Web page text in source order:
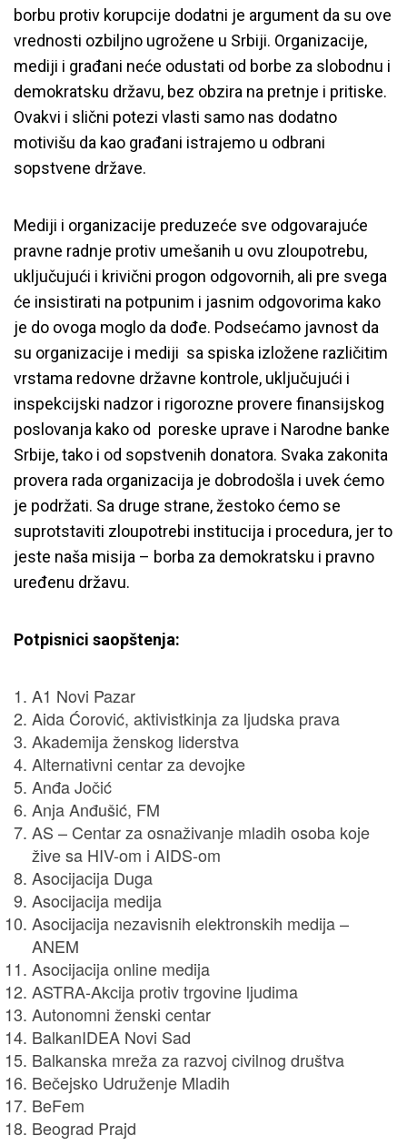
borbu protiv korupcije dodatni je argument da su ove
vrednosti ozbiljno ugrožene u Srbiji. Organizacije,
mediji i građani neće odustati od borbe za slobodnu i
demokratsku državu, bez obzira na pretnje i pritiske.
Ovakvi i slični potezi vlasti samo nas dodatno
motivišu da kao građani istrajemo u odbrani
sopstvene države.
Mediji i organizacije preduzeće sve odgovarajuće
pravne radnje protiv umešanih u ovu zloupotrebu,
uključujući i krivični progon odgovornih, ali pre svega
će insistirati na potpunim i jasnim odgovorima kako
je do ovoga moglo da dođe. Podsećamo javnost da
su organizacije i mediji sa spiska izložene različitim
vrstama redovne državne kontrole, uključujući i
inspekcijski nadzor i rigorozne provere finansijskog
poslovanja kako od poreske uprave i Narodne banke
Srbije, tako i od sopstvenih donatora. Svaka zakonita
provera rada organizacija je dobrodošla i uvek ćemo
je podržati. Sa druge strane, žestoko ćemo se
suprotstaviti zloupotrebi institucija i procedura, jer to
jeste naša misija – borba za demokratsku i pravno
uređenu državu.
Potpisnici saopštenja:
A1 Novi Pazar
Aida Ćorović, aktivistkinja za ljudska prava
Akademija ženskog liderstva
Alternativni centar za devojke
Anđa Jočić
Anja Anđušić, FM
AS – Centar za osnaživanje mladih osoba koje
žive sa HIV-om i AIDS-om
Asocijacija Duga
Asocijacija medija
Asocijacija nezavisnih elektronskih medija –
ANEM
Asocijacija online medija
ASTRA-Akcija protiv trgovine ljudima
Autonomni ženski centar
BalkanIDEA Novi Sad
Balkanska mreža za razvoj civilnog društva
Bečejsko Udruženje Mladih
BeFem
Beograd Prajd